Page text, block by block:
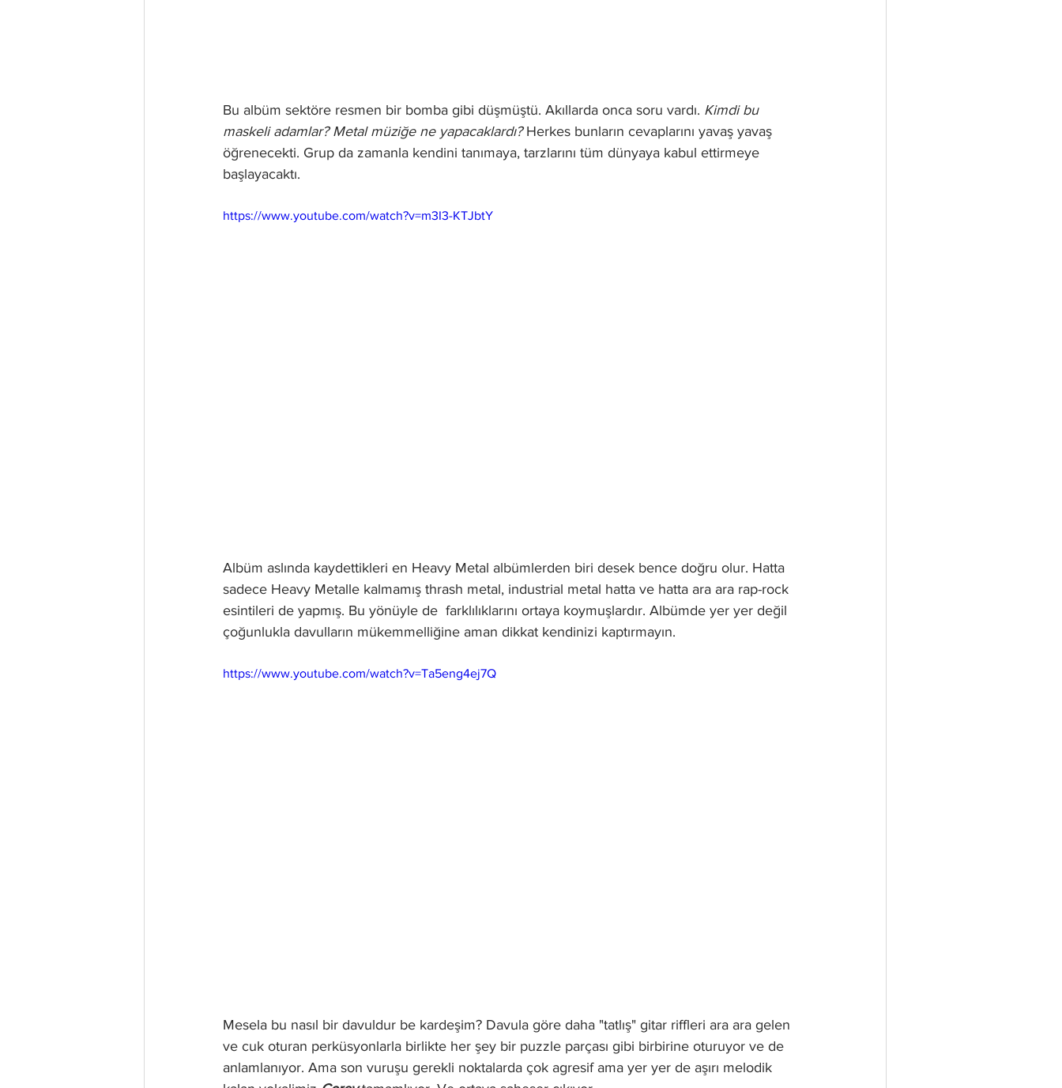
Bu albüm sektöre resmen bir bomba gibi düşmüştü. Akıllarda onca soru vardı. Kimdi bu
maskeli adamlar? Metal müziğe ne yapacaklardı? Herkes bunların cevaplarını yavaş yavaş
öğrenecekti. Grup da zamanla kendini tanımaya, tarzlarını tüm dünyaya kabul ettirmeye
başlayacaktı.
https://www.youtube.com/watch?v=m3I3-KTJbtY
Albüm aslında kaydettikleri en Heavy Metal albümlerden biri desek bence doğru olur. Hatta
sadece Heavy Metalle kalmamış thrash metal, industrial metal hatta ve hatta ara ara rap-rock
esintileri de yapmış. Bu yönüyle de  farklılıklarını ortaya koymuşlardır. Albümde yer yer değil
çoğunlukla davulların mükemmelliğine aman dikkat kendinizi kaptırmayın.
https://www.youtube.com/watch?v=Ta5eng4ej7Q
Mesela bu nasıl bir davuldur be kardeşim? Davula göre daha "tatlış" gitar riffleri ara ara gelen
ve cuk oturan perküsyonlarla birlikte her şey bir puzzle parçası gibi birbirine oturuyor ve de
anlamlanıyor. Ama son vuruşu gerekli noktalarda çok agresif ama yer yer de aşırı melodik